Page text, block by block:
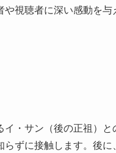
視聴者に深い感動を与
・サン（後の正祖）
ずに接触します。後